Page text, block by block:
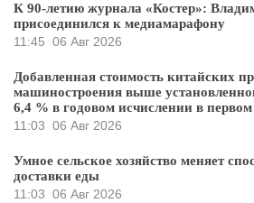
К 90-летию журнала «Костер»:
присоединился к медиамарафону
11:45 06 Авг 2026
Добавленная стоимость китайских
машиностроения выше
6,4 % в годовом исчислении в
11:03 06 Авг 2026
Умное сельское хозяйство меняет
доставки еды
11:03 06 Авг 2026